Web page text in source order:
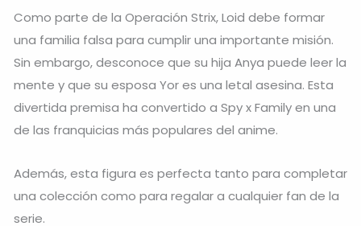
Como parte de la Operación Strix, Loid debe formar
una familia falsa para cumplir una importante misión.
Sin embargo, desconoce que su hija Anya puede leer la
mente y que su esposa Yor es una letal asesina. Esta
divertida premisa ha convertido a Spy x Family en una
de las franquicias más populares del anime.
Además, esta figura es perfecta tanto para completar
una colección como para regalar a cualquier fan de la
serie.